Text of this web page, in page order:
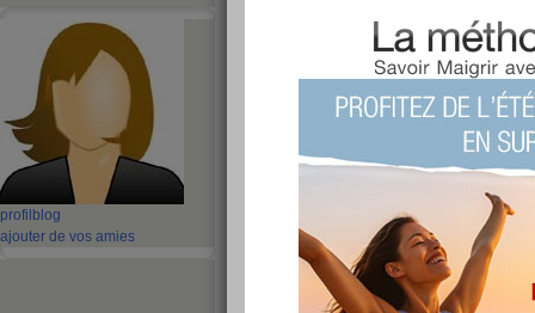
profil blog
ajouter de vos amies
>
Blog de
21 - 30 31 - 40 41 - 50
51 -
111 - 120 121 - 130 131 - 135 »
‹ Préc. 41 43 44 45